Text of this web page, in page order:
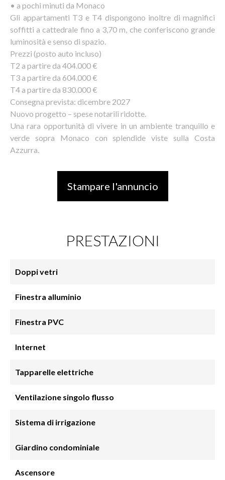
• a pochi minuti da Monaco
Gli appartamenti T3 e T4 dispongono inoltre di magnifici
soffitti a cattedrale fino a 3,70 m, che conferiscono grande
luminosità e senso di spazio.
Prezzi (posto auto incluso)
T2 a partire da 404.000 €
T3 a partire da 604.000 €
T4 a partire da 830.000 €
Consegna prevista: dicembre 2027
Nuovo progetto – spese notarili ridotte.
Una rara opportunità di vivere in un ambiente tranquillo e
verde sopra Monaco con splendide viste sulla Costa
Azzurra.
Stampare l'annuncio
PRESTAZIONI
Doppi vetri
Finestra alluminio
Finestra PVC
Internet
Tapparelle elettriche
Ventilazione singolo flusso
Sistema di irrigazione
Giardino condominiale
Ascensore